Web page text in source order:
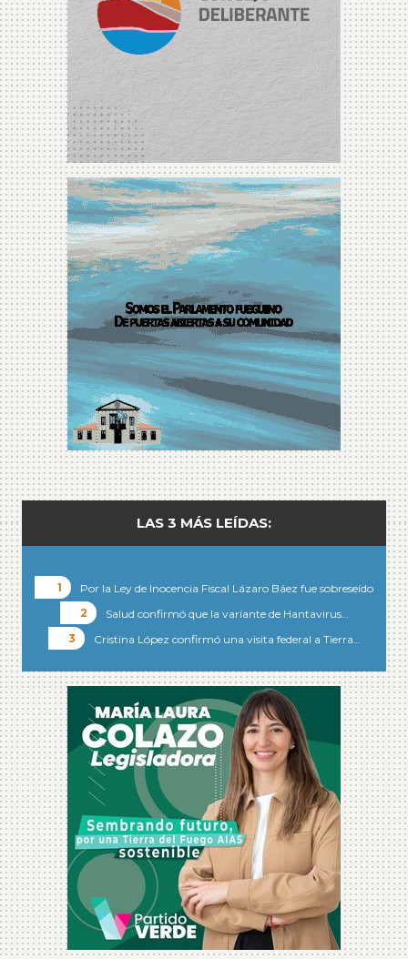
LAS 3 MÁS LEÍDAS:
Por la Ley de Inocencia Fiscal Lázaro Báez fue sobreseído
Salud confirmó que la variante de Hantavirus…
Cristina López confirmó una visita federal a Tierra…